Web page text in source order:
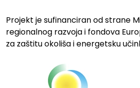
Projekt je sufinanciran od strane
regionalnog razvoja i fondova
za zaštitu okoliša i energetsku